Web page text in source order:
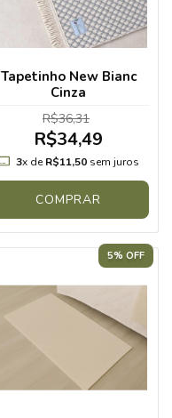
Tapetinho New Bianc
Cinza
R$36,31
R$34,49
3x de R$11,50sem juros
COMPRAR
5% OFF